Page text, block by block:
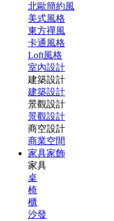
北歐簡約風
美式風格
東方禪風
卡通風格
Loft風格
室內設計
建築設計
建築設計
景觀設計
景觀設計
商空設計
商業空間
家具家飾
家具
桌
椅
櫃
沙發